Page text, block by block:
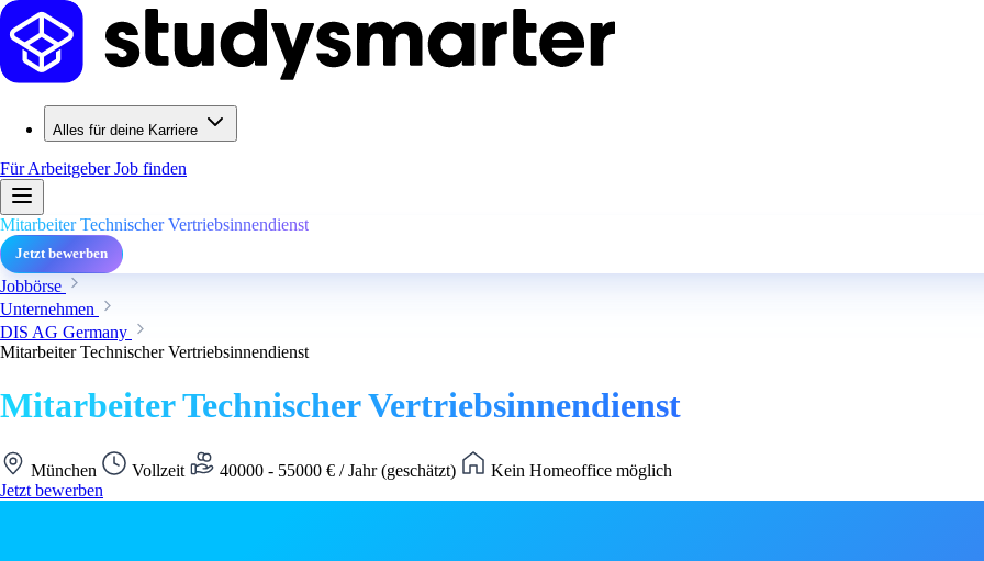
Alles für deine Karriere
Für ArbeitgeberJob finden
Mitarbeiter Technischer Vertriebsinnendienst
Jetzt bewerben
Jobbörse
Unternehmen
DIS AG Germany
Mitarbeiter Technischer Vertriebsinnendienst
Mitarbeiter Technischer Vertriebsinnendienst
München Vollzeit 40000 - 55000 € / Jahr (geschätzt)
Kein Homeoffice möglich
Jetzt bewerben